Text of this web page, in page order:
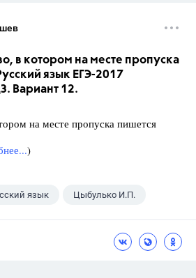
в котором на месте пропуска
язык ЕГЭ-2017
Вариант 12.
на месте пропуска пишется
)
язык Цыбулько И.П.